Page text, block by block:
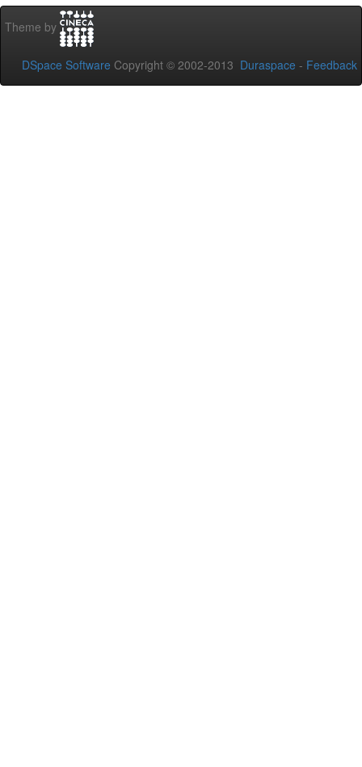
Theme by
DSpace Software Copyright © 2002-2013 Duraspace - Feedback